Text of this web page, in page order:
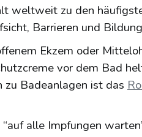
weltweit zu den
Barrieren und
Ekzem oder
vor dem Bad
Badeanlagen ist das
alle Impfungen